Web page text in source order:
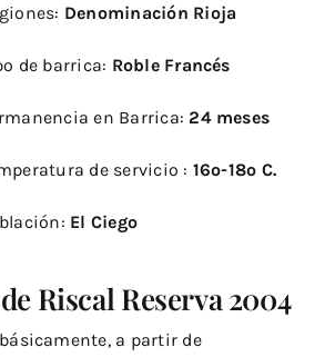
Denominación Rioja
de barrica: Roble Francés
en Barrica: 24 meses
de servicio : 16º-18º C.
El Ciego
Riscal Reserva 2004
a partir de